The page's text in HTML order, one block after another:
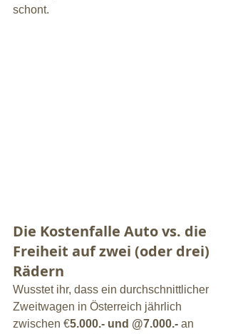
schont.
Die Kostenfalle Auto vs. die
Freiheit auf zwei (oder drei)
Rädern
Wusstet ihr, dass ein durchschnittlicher
Zweitwagen in Österreich jährlich
zwischen €5.000.- und @7.000.- an